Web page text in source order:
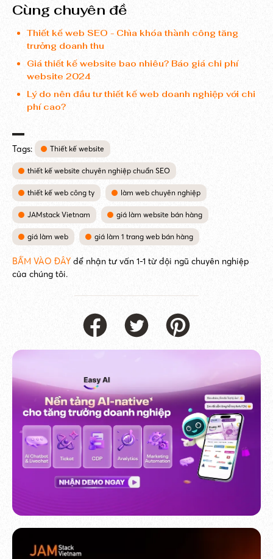
Cùng chuyên đề
Thiết kế web SEO - Chìa khóa thành công tăng
trưởng doanh thu
Giá thiết kế website bao nhiêu? Báo giá chi phí
website 2024
Lý do nên đầu tư thiết kế web doanh nghiệp với chi
phí cao?
Tags: Thiết kế website
thiết kế website chuyên nghiệp chuẩn SEO
thiết kế web công ty làm web chuyên nghiệp
JAMstack Vietnam giá làm website bán hàng
giá làm web giá làm 1 trang web bán hàng
BẤM VÀO ĐÂY để nhận tư vấn 1-1 từ đội ngũ chuyên nghiệp
của chúng tôi.